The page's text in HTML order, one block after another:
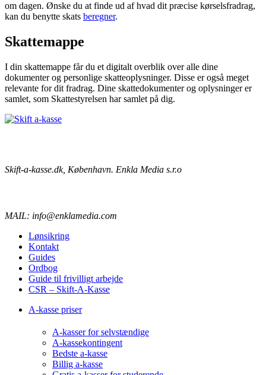
om dagen. Ønske du at finde ud af hvad dit præcise kørselsfradrag,
kan du benytte skats beregner.
Skattemappe
I din skattemappe får du et digitalt overblik over alle dine
dokumenter og personlige skatteoplysninger. Disse er også meget
relevante for dit fradrag. Dine skattedokumenter og oplysninger er
samlet, som Skattestyrelsen har samlet på dig.
Skift-a-kasse.dk, København. Enkla Media s.r.o
MAIL: info@enklamedia.com
Lønsikring
Kontakt
Guides
Ordbog
Guide til frivilligt arbejde
CSR – Skift-A-Kasse
A-kasse priser
A-kasser for selvstændige
A-kassekontingent
Bedste a-kasse
Billig a-kasse